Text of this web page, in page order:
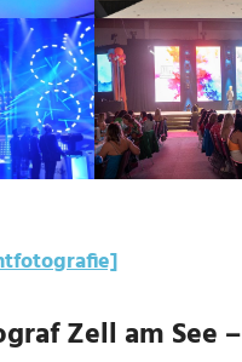
Zell am See –